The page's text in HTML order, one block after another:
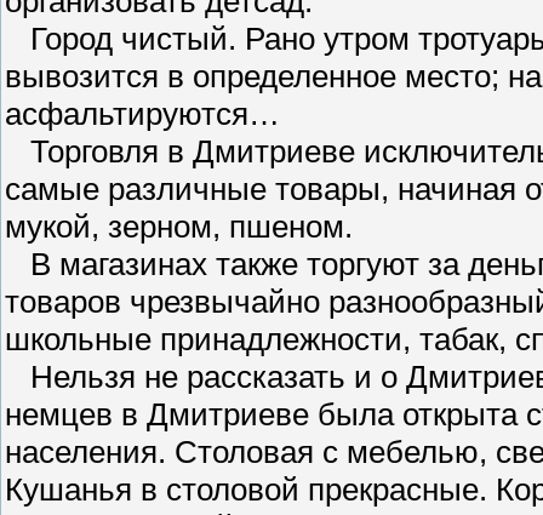
Город чистый. Рано утром
вывозится в определенное место;
асфальтируются…
Торговля в Дмитриеве
самые различные товары, начиная
мукой, зерном, пшеном.
В магазинах также торгуют за
товаров чрезвычайно
школьные принадлежности, табак,
Нельзя не рассказать и о
немцев в Дмитриеве была открыта
населения. Столовая с мебелью,
Кушанья в столовой прекрасные.